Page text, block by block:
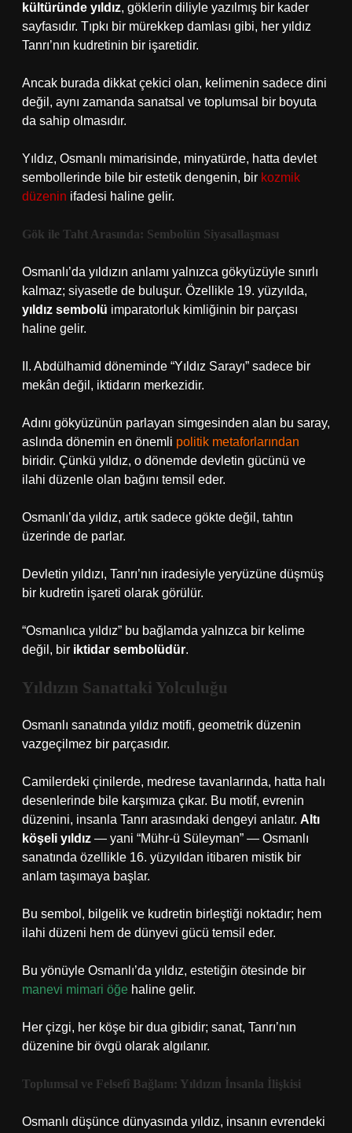
kültüründe yıldız, göklerin diliyle yazılmış bir kader
sayfasıdır. Tıpkı bir mürekkep damlası gibi, her yıldız
Tanrı’nın kudretinin bir işaretidir.
Ancak burada dikkat çekici olan, kelimenin sadece dini
değil, aynı zamanda sanatsal ve toplumsal bir boyuta
da sahip olmasıdır.
Yıldız, Osmanlı mimarisinde, minyatürde, hatta devlet
sembollerinde bile bir estetik dengenin, bir kozmik
düzenin ifadesi haline gelir.
Gök ile Taht Arasında: Sembolün Siyasallaşması
Osmanlı’da yıldızın anlamı yalnızca gökyüzüyle sınırlı
kalmaz; siyasetle de buluşur. Özellikle 19. yüzyılda,
yıldız sembolü imparatorluk kimliğinin bir parçası
haline gelir.
II. Abdülhamid döneminde “Yıldız Sarayı” sadece bir
mekân değil, iktidarın merkezidir.
Adını gökyüzünün parlayan simgesinden alan bu saray,
aslında dönemin en önemli politik metaforlarından
biridir. Çünkü yıldız, o dönemde devletin gücünü ve
ilahi düzenle olan bağını temsil eder.
Osmanlı’da yıldız, artık sadece gökte değil, tahtın
üzerinde de parlar.
Devletin yıldızı, Tanrı’nın iradesiyle yeryüzüne düşmüş
bir kudretin işareti olarak görülür.
“Osmanlıca yıldız” bu bağlamda yalnızca bir kelime
değil, bir iktidar sembolüdür.
Yıldızın Sanattaki Yolculuğu
Osmanlı sanatında yıldız motifi, geometrik düzenin
vazgeçilmez bir parçasıdır.
Camilerdeki çinilerde, medrese tavanlarında, hatta halı
desenlerinde bile karşımıza çıkar. Bu motif, evrenin
düzenini, insanla Tanrı arasındaki dengeyi anlatır. Altı
köşeli yıldız — yani “Mühr-ü Süleyman” — Osmanlı
sanatında özellikle 16. yüzyıldan itibaren mistik bir
anlam taşımaya başlar.
Bu sembol, bilgelik ve kudretin birleştiği noktadır; hem
ilahi düzeni hem de dünyevi gücü temsil eder.
Bu yönüyle Osmanlı’da yıldız, estetiğin ötesinde bir
manevi mimari öğe haline gelir.
Her çizgi, her köşe bir dua gibidir; sanat, Tanrı’nın
düzenine bir övgü olarak algılanır.
Toplumsal ve Felsefî Bağlam: Yıldızın İnsanla İlişkisi
Osmanlı düşünce dünyasında yıldız, insanın evrendeki